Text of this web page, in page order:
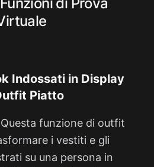
Indossati in Display
Piatto
funzione di outfit
i vestiti e gli
su una persona in